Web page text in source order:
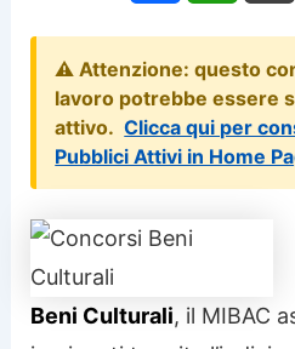
⚠️ Attenzione: questo
lavoro potrebbe essere
attivo. Clicca qui per
Pubblici Attivi in Home
Beni Culturali, il MIBAC